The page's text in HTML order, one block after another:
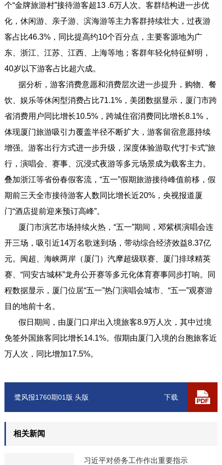
个“金牌旅游村”接待游客超13 .6万人次。客群结构进一步优
化，休闲游、亲子游、滨海游等主力客群持续壮大，过夜游
客占比46.3%，同比提高约10个百分点，主要客源地为广
东、浙江、江苏、江西、上海等地；客群年轻化特征鲜明，
40岁以下游客占比超六成。
据分析，游客消费意愿和消费层次进一步提升，购物、餐
饮、娱乐等休闲型消费占比71.1%，美团数据显示，厦门市跨
省消费用户同比增长10.5%，跨城住宿消费同比增长8.1%，
体现厦门旅游吸引力覆盖半径不断扩大，游客留宿意愿持续
增强。游客出行方式进一步升级，深度体验游取代“打卡式”旅
行，演唱会、赛事、沉浸式夜游等多元场景成为载客主力。
叠加浙江等省份春假客流，“五一”假期旅游接待峰值前移，假
期前三天全市接待游客人数同比增长近20%，央视报道厦
门“酒店提前迎来预订高峰”。
厦门市演艺市场持续火热，“五一”期间，邓紫棋演唱会连
开三场，吸引近14万名歌迷到场，带动综合经济效益8.37亿
元。闽超、海峡两岸（厦门）汽摩超级联赛、厦门排球精英
赛、“同安古城杯”龙舟公开赛等多元化体育赛事同步打响。同
程数据显示，厦门位居“五一”热门演唱会城市、“五一”观赛游
目的地前十名。
假日期间，由厦门口岸出入境旅客8.9万人次，其中过境
免签外国旅客同比增长14.1%。假期由厦门入境的台胞旅客近
万人次，同比增加17.5%。
下载
鹭风报1760期01版 头版
相关新闻
习近平对侨务工作作出重要指示